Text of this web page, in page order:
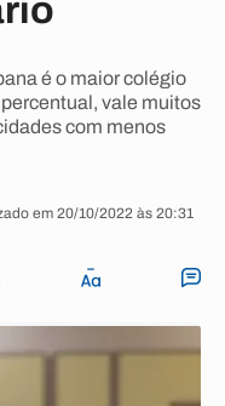
é o maior colégio
vale muitos
com menos
em 20/10/2022 às 20:31